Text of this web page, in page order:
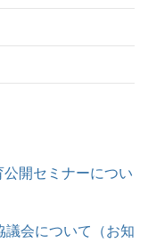
開セミナーについ
議会について（お知